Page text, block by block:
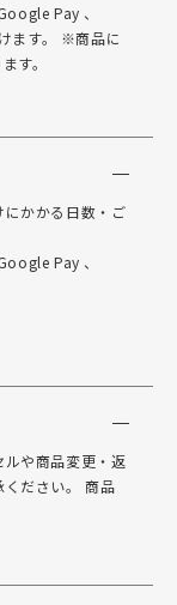
Pay 、
ます。 ※商品に
す。
かかる日数・ご
Pay 、
や商品変更・返
ださい。 商品